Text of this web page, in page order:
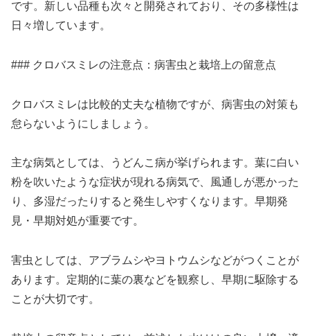
です。新しい品種も次々と開発されており、その多様性は
日々増しています。
### クロバスミレの注意点：病害虫と栽培上の留意点
クロバスミレは比較的丈夫な植物ですが、病害虫の対策も
怠らないようにしましょう。
主な病気としては、うどんこ病が挙げられます。葉に白い
粉を吹いたような症状が現れる病気で、風通しが悪かった
り、多湿だったりすると発生しやすくなります。早期発
見・早期対処が重要です。
害虫としては、アブラムシやヨトウムシなどがつくことが
あります。定期的に葉の裏などを観察し、早期に駆除する
ことが大切です。